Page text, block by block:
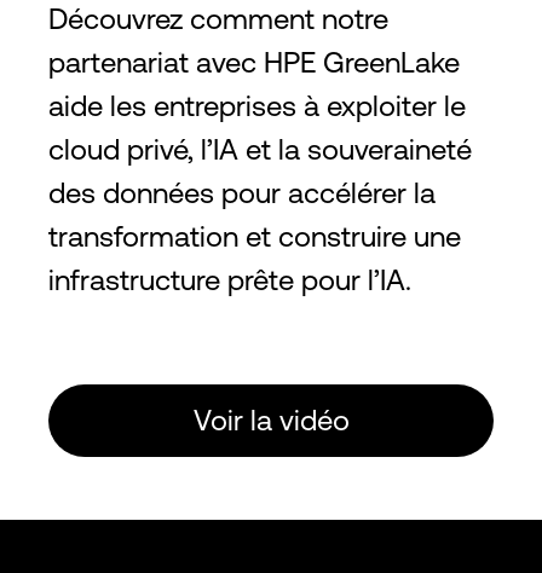
Découvrez comment notre
partenariat avec HPE GreenLake
aide les entreprises à exploiter le
cloud privé, l’IA et la souveraineté
des données pour accélérer la
transformation et construire une
infrastructure prête pour l’IA.
Voir la vidéo